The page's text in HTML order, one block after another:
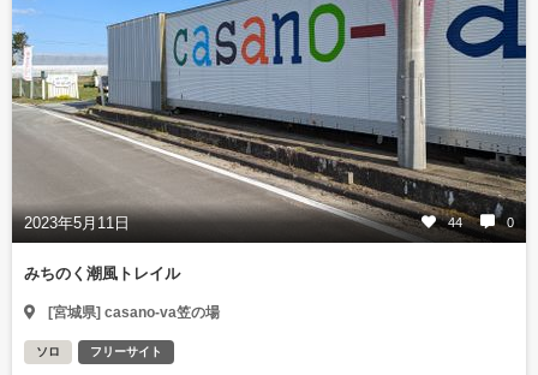
2023年5月11日 44 0
みちのく潮風トレイル
[宮城県] casano-va笠の場
ソロ フリーサイト